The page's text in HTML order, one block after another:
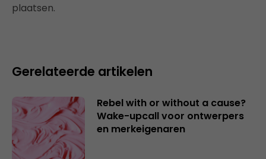
plaatsen.
Gerelateerde artikelen
Rebel with or without a cause?
Wake-upcall voor ontwerpers
en merkeigenaren